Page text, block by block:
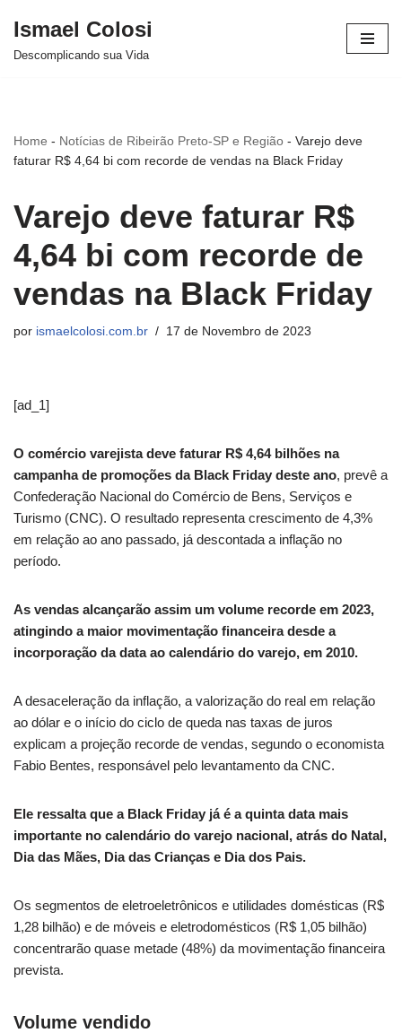
Avançar
Ismael Colosi
Descomplicando sua Vida
Home - Notícias de Ribeirão Preto-SP e Região - Varejo deve
faturar R$ 4,64 bi com recorde de vendas na Black Friday
Varejo deve faturar R$
4,64 bi com recorde de
vendas na Black Friday
por ismaelcolosi.com.br 17 de Novembro de 2023
[ad_1]
O comércio varejista deve faturar R$ 4,64 bilhões na
campanha de promoções da Black Friday deste ano, prevê a
Confederação Nacional do Comércio de Bens, Serviços e
Turismo (CNC). O resultado representa crescimento de 4,3%
em relação ao ano passado, já descontada a inflação no
período.
As vendas alcançarão assim um volume recorde em 2023,
atingindo a maior movimentação financeira desde a
incorporação da data ao calendário do varejo, em 2010.
A desaceleração da inflação, a valorização do real em relação
ao dólar e o início do ciclo de queda nas taxas de juros
explicam a projeção recorde de vendas, segundo o economista
Fabio Bentes, responsável pelo levantamento da CNC.
Ele ressalta que a Black Friday já é a quinta data mais
importante no calendário do varejo nacional, atrás do Natal,
Dia das Mães, Dia das Crianças e Dia dos Pais.
Os segmentos de eletroeletrônicos e utilidades domésticas (R$
1,28 bilhão) e de móveis e eletrodomésticos (R$ 1,05 bilhão)
concentrarão quase metade (48%) da movimentação financeira
prevista.
Volume vendido